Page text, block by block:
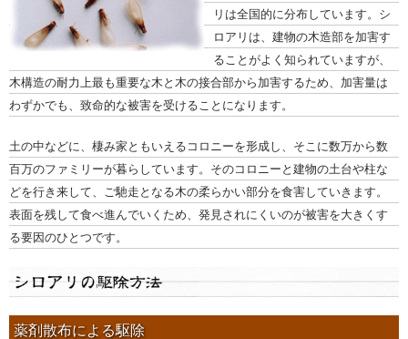
リは全国的に分布しています。シ
ロアリは、建物の木造部を加害す
ることがよく知られていますが、
木構造の耐力上最も重要な木と木の接合部から加害するため、加害量は
わずかでも、致命的な被害を受けることになります。
土の中などに、棲み家ともいえるコロニーを形成し、そこに数万から数
百万のファミリーが暮らしています。そのコロニーと建物の土台や柱な
どを行き来して、ご馳走となる木の柔らかい部分を食害していきます。
表面を残して食べ進んでいくため、発見されにくいのが被害を大きくす
る要因のひとつです。
薬剤散布による駆除